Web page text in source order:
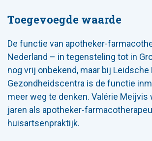
Toegevoegde waarde
De functie van apotheker-
Nederland – in tegensteling tot in
nog vrij onbekend, maar bij Leidsche
Gezondheidscentra is de functie
meer weg te denken. Valérie Meijvis
jaren als apotheker-
huisartsenpraktijk.